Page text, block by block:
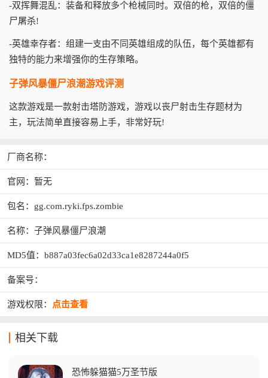
-双挥舞混乱：装备和释放多个枪械同时。双倍的枪，双倍的僵
尸屠杀!
-英雄幸存者：组建一支由不同英雄组成的队伍，每个英雄都有
独特的能力来增强你的生存策略。
子弹风暴僵尸浪潮游戏评测
这款游戏是一款射击塔防游戏，游戏以丧尸射击生存题材为
主，玩法简单直接容易上手，非常好玩!
厂商名称：
官网：暂无
包名：gg.com.ryki.fps.zombie
名称：子弹风暴僵尸浪潮
MD5值：b887a03fec6a02d33ca1e8287244a0f5
备案号：
游戏权限： 点击查看
相关下载
恐怖躲猫猫5万圣节版